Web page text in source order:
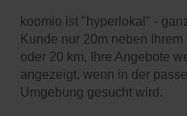
koomio ist "hyperlokal" -
Kunde nur 20m neben Ihrem
oder 20 km, Ihre Angebote
angezeigt, wenn in der
Umgebung gesucht wird.